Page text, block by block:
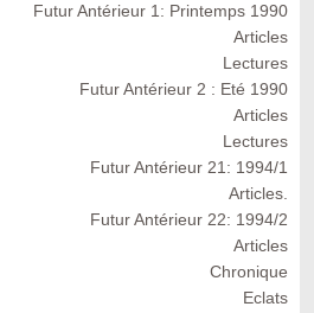
Futur Antérieur 1: Printemps 1990
Articles
Lectures
Futur Antérieur 2 : Eté 1990
Articles
Lectures
Futur Antérieur 21: 1994/1
Articles.
Futur Antérieur 22: 1994/2
Articles
Chronique
Eclats